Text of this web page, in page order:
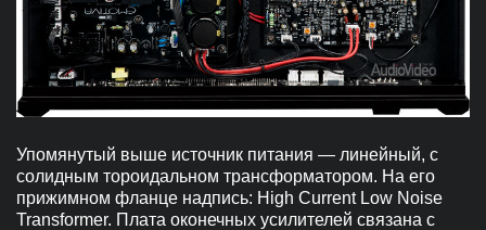
Упомянутый выше источник питания — линейный, с
солидным тороидальном трансформатором. На его
прижимном фланце надпись: High Current Low Noise
Transformer. Плата оконечных усилителей связана с